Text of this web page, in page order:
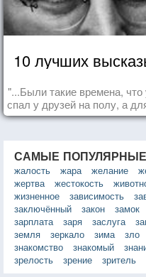
10 лучших
"...Были такие времена,
спал у друзей на полу, а
бутылки
САМЫЕ
жалость
жара желание
жертва
жестокость
жизненное
зависимость
заключённый
закон замок
зарплата
заря заслуга
земля
зеркало зима зло
знакомство
знакомый
зрелость
зрение зритель